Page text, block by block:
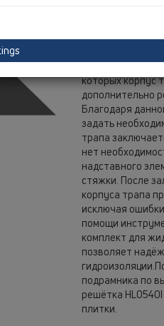
Душевой трап
уголками со
которых корпус
дополнительно
Благодаря
задать
трапа
нет
надставного
стяжки. После
корпуса трапа
исключая
помощи
комплект для
позволяет
подрамника по
решётка
плитки.